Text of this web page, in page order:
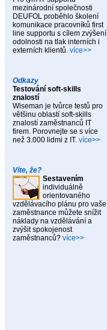
mezinárodní společnosti
DEUFOL proběhlo školení
komunikace pracovníků first
line supportu s cílem zvýšení
odolnosti na tlak interních i
externích klientů. více>>
Odkazy
Testování soft-skills
znalostí
Wiseman je tvůrce testů pro
většinu oblastí soft-skills
znalostí zaměstnanců IT
firem. Porovnejte se s více
než 3.000 lidmi z IT. více>>
Víte, že?
Sestavením
individuálně
orientovaného
vzdělávacího plánu pro vaše
zaměstnance můžete snížit
náklady na vzdělávání a
zvýšit spokojenost
zaměstnanců? více>>